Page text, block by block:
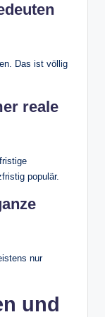
Das ist völlig
reale
populär.
nur
und